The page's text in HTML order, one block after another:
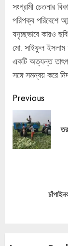
সংগ্রামী চেতনার
পরিপক্ব পরিবেশে
যদৃচ্ছভাবে কারও
মো. সাইফুল ইসলাম
একটি অত্যন্ত
সঙ্গে সমন্বয় করে
Continue
Reading
Previous